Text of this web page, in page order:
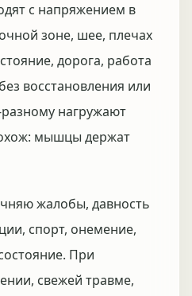
с напряжением в
зоне, шее, плечах
дорога, работа
восстановления или
нагружают
мышцы держат
жалобы, давность
спорт, онемение,
При
свежей травме,